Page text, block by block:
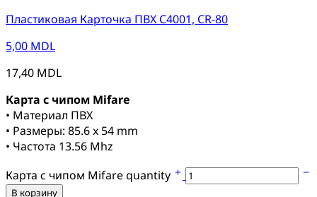
Пластиковая Карточка ПВХ C4001, CR-80
5,00 MDL
17,40 MDL
Карта с чипом Mifare
• Материал ПВХ
• Размеры: 85.6 x 54 mm
• Частота 13.56 Mhz
Карта с чипом Mifare quantity
В корзину